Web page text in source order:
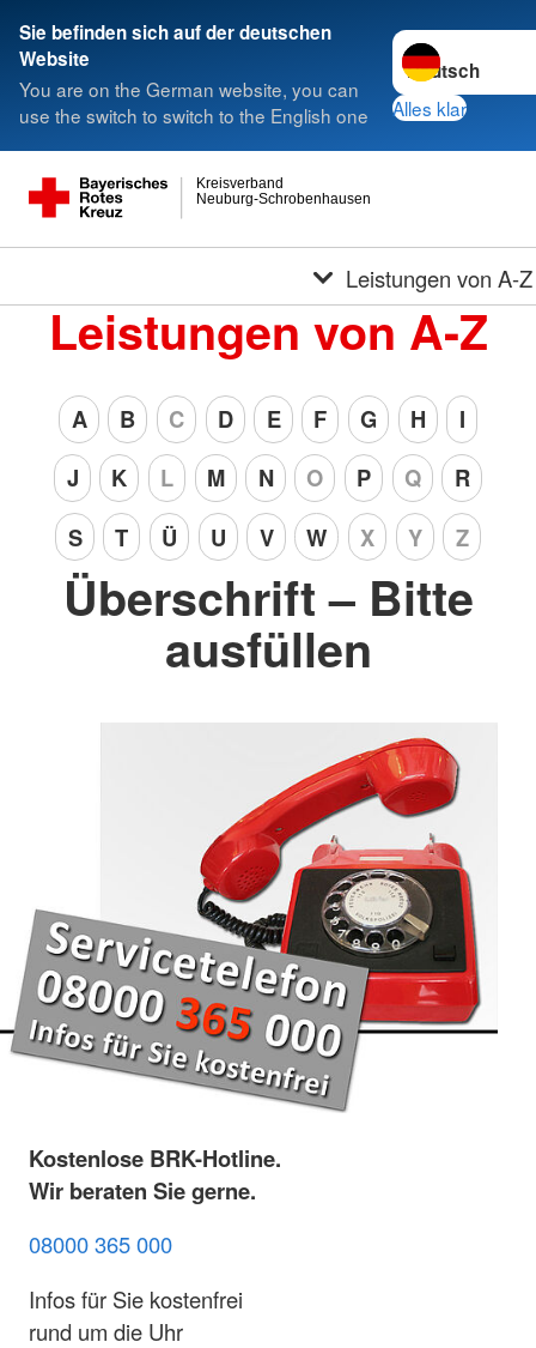
Sie befinden sich auf der deutschen
Website
You are on the German website, you can
use the switch to switch to the English one
Sprache
Alles klar
Neuburg-Schrobenhausen
Kreisverband
Leistungen von A-Z
Leistungen von A-Z
A B C D E F G H
I
J
K L M N O P Q
R
S
T Ü U V W X Y Z
Überschrift – Bitte
ausfüllen
Kostenlose BRK-Hotline.
Wir beraten Sie gerne.
08000 365 000
Infos für Sie kostenfrei
rund um die Uhr